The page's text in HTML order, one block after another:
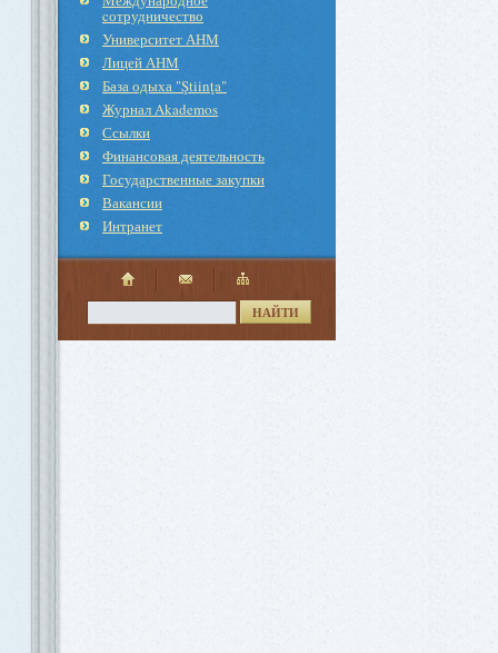
cотрудничество
Университет АНМ
Лицей АНМ
База одыха "Ştiinţa"
Журнал Akademos
Ссылки
Финансовая деятельность
Государственные закупки
Вакансии
Интранет
НАЙТИ